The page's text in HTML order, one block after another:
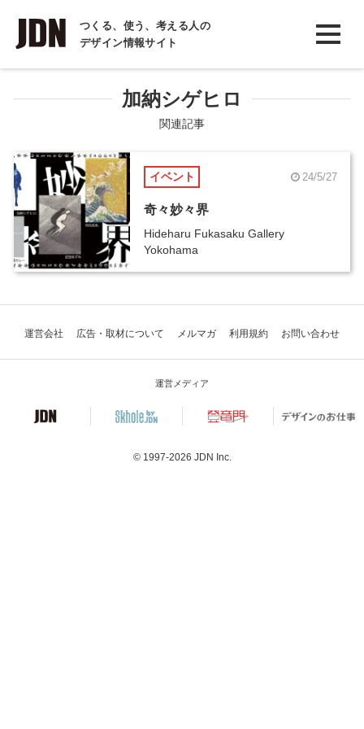
つくる、使う、考える人の
デザイン情報サイト
INTERVIEW
インタビュー
REPORT
COLUMN
コラム
加納シゲヒロ
関連記事
イベント 24/5/27
奇々妙々界
Hideharu Fukasaku Gallery
Yokohama
運営会社 広告・取材について メルマガ 利用規約 お問い合わせ
運営メディア
© 1997-2026 JDN Inc.